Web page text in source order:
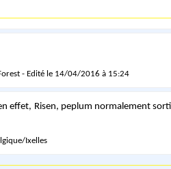
- Edité le 14/04/2016 à 15:24
effet, Risen, peplum normalement
Ixelles